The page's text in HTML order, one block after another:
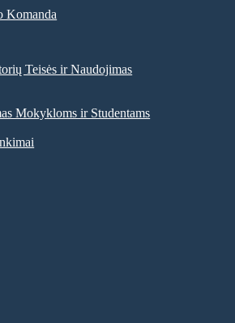
Komanda
Teisės ir Naudojimas
Mokykloms ir Studentams